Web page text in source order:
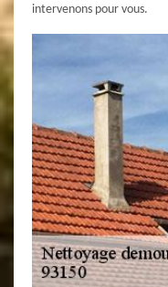
intervenons pour vous.